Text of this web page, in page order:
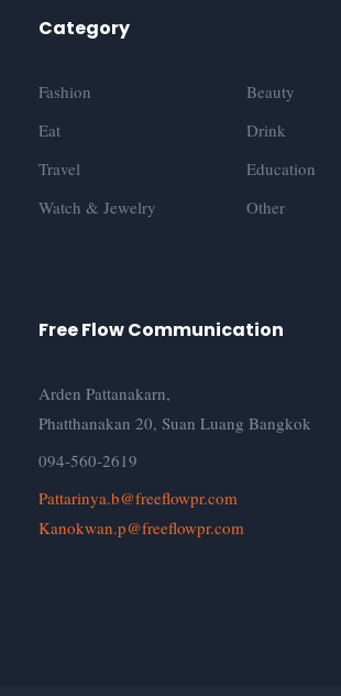
Category
Fashion
Beauty
Eat
Drink
Travel
Education
Watch & Jewelry
Other
Free Flow Communication
Arden Pattanakarn,
Phatthanakan 20, Suan Luang Bangkok
094-560-2619
Pattarinya.b@freeflowpr.com
Kanokwan.p@freeflowpr.com